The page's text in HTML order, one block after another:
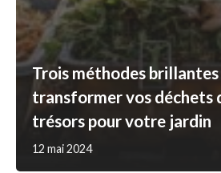
Trois méthodes
transformer vos déchets
trésors pour votre jardin
12 mai 2024